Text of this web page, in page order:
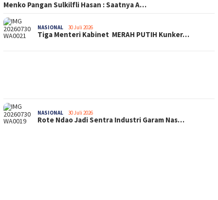
Menko Pangan Sulkilfli Hasan : Saatnya A…
NASIONAL 30 Juli 2026
Tiga Menteri Kabinet MERAH PUTIH Kunker…
NASIONAL 30 Juli 2026
Rote Ndao Jadi Sentra Industri Garam Nas…